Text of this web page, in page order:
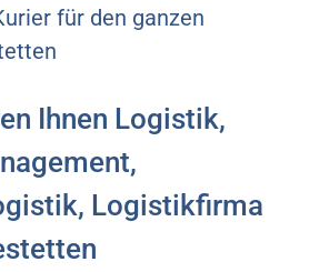
für den ganzen
Ihnen Logistik,
Logistikfirma